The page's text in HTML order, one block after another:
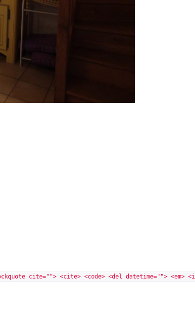
cite=""> <cite> <code> <del datetime=""> <em>